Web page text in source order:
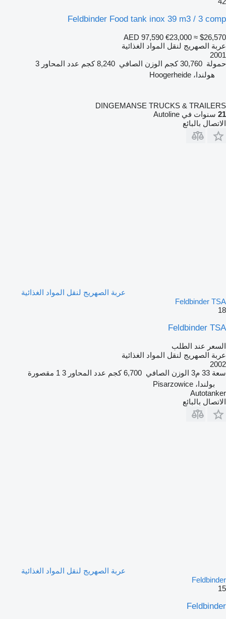
Feldbinder Food tank inox 39 m3 / 3 comp
AED 97,590 €23,000 ≈ $26,570
عربة الصهريج لنقل المواد الغذائية
2001
حمولة 30,760 كجم الوزن الصافي 8,240 كجم عدد المحاور 3
هولندا، Hoogerheide
DINGEMANSE TRUCKS & TRAILERS
21 سنوات في Autoline
الاتصال بالبائع
عربة الصهريج لنقل المواد الغذائية
Feldbinder TSA
18
Feldbinder TSA
السعر عند الطلب
عربة الصهريج لنقل المواد الغذائية
2002
سعة 33 م3 الوزن الصافي 6,700 كجم عدد المحاور 3 1 مقصورة
بولندا، Pisarzowice
Autotanker
الاتصال بالبائع
عربة الصهريج لنقل المواد الغذائية
Feldbinder
15
Feldbinder